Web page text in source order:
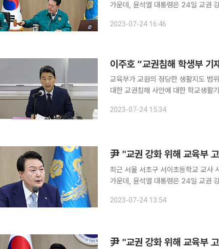
가운데, 윤석열 대통령은 24일 교권
2023-07-24 16:46
이주호 “교권침해 학생부
교육부가 교원의 정당한 생활지도 범
대한 교권침해 사안에 대한 학교생활
2023-07-24 15:34
尹 "교권 강화 위해 교육부
최근 서울 서초구 서이초등학교 교사
가운데, 윤석열 대통령은 24일 교권
2023-07-24 13:54
尹 "교권 강화 위해 교육부